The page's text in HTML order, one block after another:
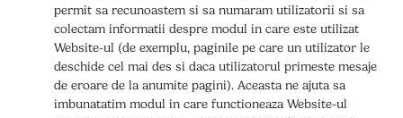
permit sa recunoastem si sa numaram utilizatorii si sa
colectam informatii despre modul in care este utilizat
Website-ul (de exemplu, paginile pe care un utilizator le
deschide cel mai des si daca utilizatorul primeste mesaje
de eroare de la anumite pagini). Aceasta ne ajuta sa
imbunatatim modul in care functioneaza Website-ul